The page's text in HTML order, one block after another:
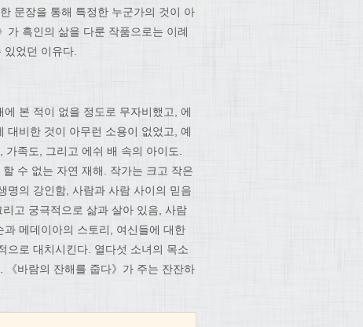
문장을 통해 특정한 누군가의 것이 아
가 흑인의 삶을 다룬 작품으로는 이례
있었던 이유다.
본 적이 없을 정도로 무자비했고, 에
대비한 것이 아무런 소용이 없었고, 예
족도, 그리고 에쉬 배 속의 아이도.
수 없는 자연 재해. 작가는 크고 작은
명의 강인함, 사람과 사람 사이의 믿음
고 궁극적으로 삶과 살아 있음, 사람
메데이아의 스토리, 여신들에 대한
으로 대치시킨다. 열다섯 소녀의 목소
바람의 잔해를 줍다》가 주는 잔잔하